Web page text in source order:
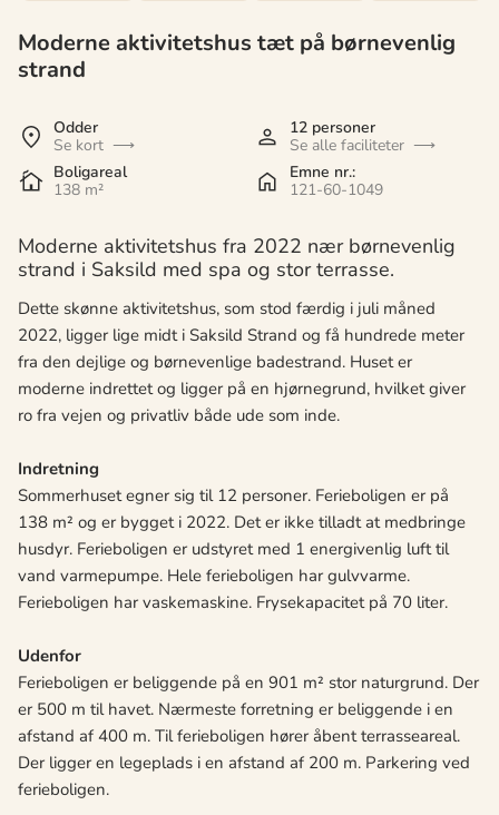
Moderne aktivitetshus tæt på børnevenlig
strand
Odder
Se kort
12 personer
Se alle faciliteter
Boligareal
138 m²
Emne nr.:
121-60-1049
Moderne aktivitetshus fra 2022 nær børnevenlig
strand i Saksild med spa og stor terrasse.
Dette skønne aktivitetshus, som stod færdig i juli måned
2022, ligger lige midt i Saksild Strand og få hundrede meter
fra den dejlige og børnevenlige badestrand. Huset er
moderne indrettet og ligger på en hjørnegrund, hvilket giver
ro fra vejen og privatliv både ude som inde.
Indretning
Sommerhuset egner sig til 12 personer. Ferieboligen er på
138 m² og er bygget i 2022. Det er ikke tilladt at medbringe
husdyr. Ferieboligen er udstyret med 1 energivenlig luft til
vand varmepumpe. Hele ferieboligen har gulvvarme.
Ferieboligen har vaskemaskine. Frysekapacitet på 70 liter.
Udenfor
Ferieboligen er beliggende på en 901 m² stor naturgrund. Der
er 500 m til havet. Nærmeste forretning er beliggende i en
afstand af 400 m. Til ferieboligen hører åbent terrasseareal.
Der ligger en legeplads i en afstand af 200 m. Parkering ved
ferieboligen.